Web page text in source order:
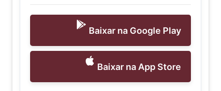
Baixar na Google Play
Baixar na App Store